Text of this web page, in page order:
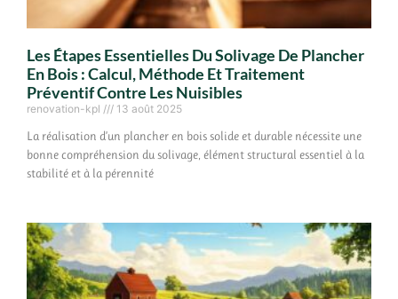
Les Étapes Essentielles Du Solivage De Plancher
En Bois : Calcul, Méthode Et Traitement
Préventif Contre Les Nuisibles
renovation-kpl 13 août 2025
La réalisation d’un plancher en bois solide et durable nécessite une
bonne compréhension du solivage, élément structural essentiel à la
stabilité et à la pérennité